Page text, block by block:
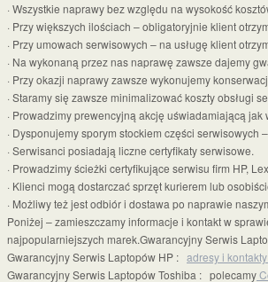
· Wszystkie naprawy bez względu na wysokość
· Przy większych ilościach – obligatoryjnie klient
· Przy umowach serwisowych – na usługę klient
· Na wykonaną przez nas naprawę zawsze dajemy
· Przy okazji naprawy zawsze wykonujemy
· Staramy się zawsze minimalizować koszty obsługi
· Prowadzimy prewencyjną akcję uświadamiającą
· Dysponujemy sporym stockiem części serwisowych
· Serwisanci posiadają liczne certyfikaty serwisowe.
· Prowadzimy ścieżki certyfikujące serwisu firm HP,
· Klienci mogą dostarczać sprzęt kurierem lub
· Możliwy też jest odbiór i dostawa po naprawie
Poniżej – zamieszczamy informacje i kontakt w
najpopularniejszych marek.Gwarancyjny Serwis
Gwarancyjny Serwis Laptopów HP : adresy i
Gwarancyjny Serwis Laptopów Toshiba : polecamy